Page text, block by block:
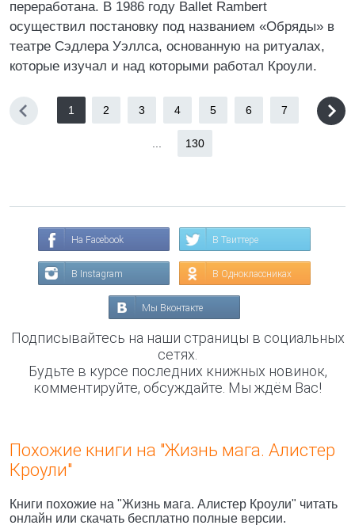
переработана. В 1986 году Ballet Rambert
осуществил постановку под названием «Обряды» в
театре Сэдлера Уэллса, основанную на ритуалах,
которые изучал и над которыми работал Кроули.
1 2 3 4 5 6 7
130
На Facebook В Твиттере
В Instagram В Одноклассниках
Мы Вконтакте
Подписывайтесь на наши страницы в социальных
сетях.
Будьте в курсе последних книжных новинок,
комментируйте, обсуждайте. Мы ждём Вас!
Похожие книги на "Жизнь мага. Алистер
Кроули"
Книги похожие на "Жизнь мага. Алистер Кроули" читать
онлайн или скачать бесплатно полные версии.